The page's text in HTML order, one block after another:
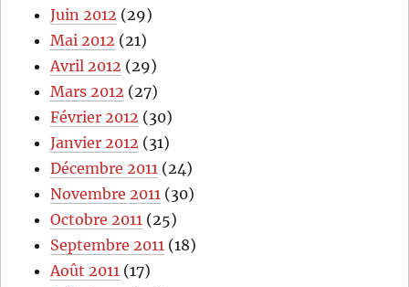
Juin 2012 (29)
Mai 2012 (21)
Avril 2012 (29)
Mars 2012 (27)
Février 2012 (30)
Janvier 2012 (31)
Décembre 2011 (24)
Novembre 2011 (30)
Octobre 2011 (25)
Septembre 2011 (18)
Août 2011 (17)